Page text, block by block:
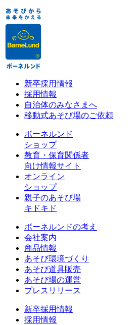
新卒採用情報
採用情報
自治体のみなさまへ
移動式あそび場のご依頼
ボーネルンド
ショップ
教育・保育関係者
向け情報サイト
オンライン
ショップ
親子のあそび場
キドキド
ボーネルンドの考え
会社案内
商品情報
あそび環境づくり
あそび道具販売
あそび場の運営
プレスリリース
新卒採用情報
採用情報